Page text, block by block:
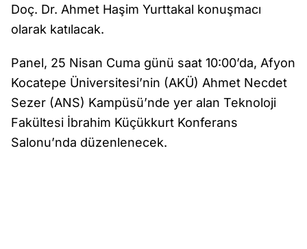
Doç. Dr. Ahmet Haşim Yurttakal konuşmacı
olarak katılacak.
Panel, 25 Nisan Cuma günü saat 10:00’da, Afyon
Kocatepe Üniversitesi’nin (AKÜ) Ahmet Necdet
Sezer (ANS) Kampüsü’nde yer alan Teknoloji
Fakültesi İbrahim Küçükkurt Konferans
Salonu’nda düzenlenecek.